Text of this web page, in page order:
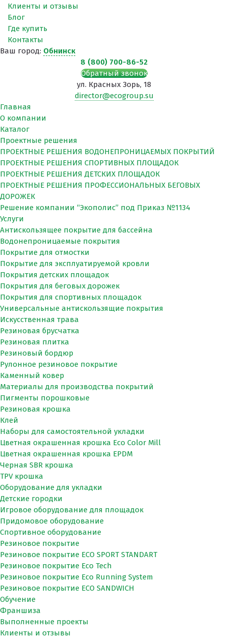
Клиенты и отзывы
Блог
Где купить
Контакты
Ваш город: Обнинск
8 (800) 700-86-52
Обратный звонок
ул. Красных Зорь, 18
director@ecogroup.su
Главная
О компании
Каталог
Проектные решения
ПРОЕКТНЫЕ РЕШЕНИЯ ВОДОНЕПРОНИЦАЕМЫХ ПОКРЫТИЙ
ПРОЕКТНЫЕ РЕШЕНИЯ СПОРТИВНЫХ ПЛОЩАДОК
ПРОЕКТНЫЕ РЕШЕНИЯ ДЕТСКИХ ПЛОЩАДОК
ПРОЕКТНЫЕ РЕШЕНИЯ ПРОФЕССИОНАЛЬНЫХ БЕГОВЫХ
ДОРОЖЕК
Решение компании “Экополис” под Приказ №1134
Услуги
Антискользящее покрытие для бассейна
Водонепроницаемые покрытия
Покрытие для отмостки
Покрытие для эксплуатируемой кровли
Покрытия детских площадок
Покрытия для беговых дорожек
Покрытия для спортивных площадок
Универсальные антискользящие покрытия
Искусственная трава
Резиновая брусчатка
Резиновая плитка
Резиновый бордюр
Рулонное резиновое покрытие
Каменный ковер
Материалы для производства покрытий
Пигменты порошковые
Резиновая крошка
Клей
Наборы для самостоятельной укладки
Цветная окрашенная крошка Eco Color Mill
Цветная окрашенная крошка EPDM
Черная SBR крошка
TPV крошка
Оборудование для укладки
Детские городки
Игровое оборудование для площадок
Придомовое оборудование
Спортивное оборудование
Резиновое покрытие
Резиновое покрытие ECO SPORT STANDART
Резиновое покрытие Eco Tech
Резиновое покрытие Eco Running System
Резиновое покрытие ECO SANDWICH
Обучение
Франшиза
Выполненные проекты
Клиенты и отзывы